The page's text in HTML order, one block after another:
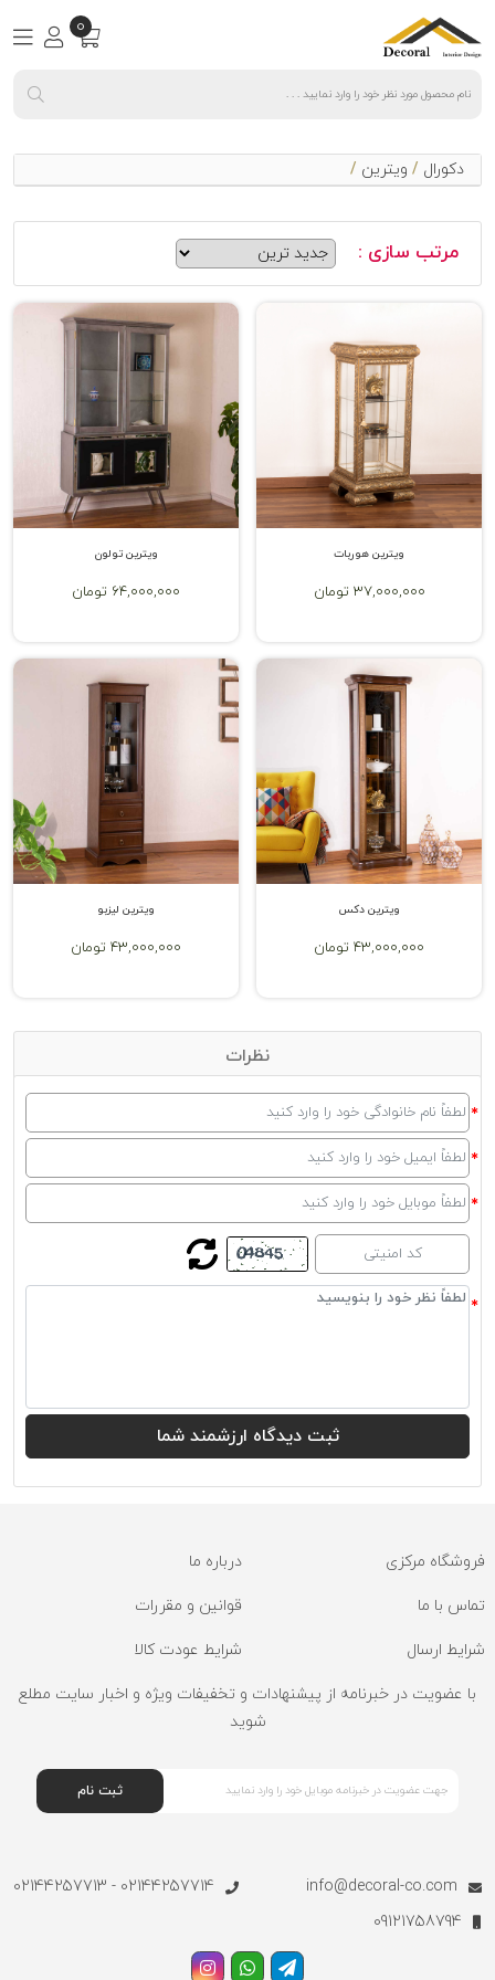
0
دکورال / ویترین /
مرتب سازی :
ویترین هوربات
37,000,000 تومان
ویترین تولون
64,000,000 تومان
ویترین دکس
43,000,000 تومان
ویترین لیزبو
43,000,000 تومان
نظرات
فروشگاه مرکزی درباره ما
تماس با ما قوانین و مقررات
شرایط ارسال شرایط عودت کالا
با عضویت در خبرنامه از پیشنهادات و تخفیفات ویژه و اخبار سایت مطلع
شوید
ثبت نام
info@decoral-co.com
02144257714 - 02144257713
09121758794